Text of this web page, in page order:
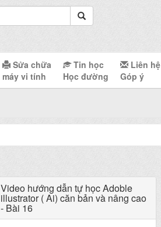
Sửa chữa
máy vi tính
Tin học
Học đường
Liên hệ
Góp ý
Video hướng dẫn tự học Adoble
illustrator ( Ai) căn bản và nâng cao
- Bài 16